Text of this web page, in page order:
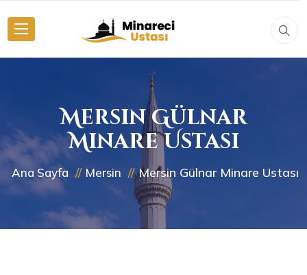
Mersin Gülnar
Minare Ustası
Ana Sayfa Mersin Mersin Gülnar Minare Ustası